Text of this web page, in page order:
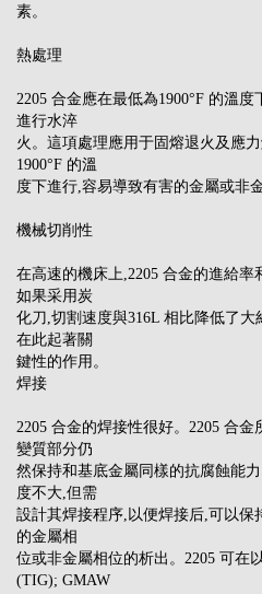
素。
熱處理
2205 合金應在最低為1900°F 的溫
進行水淬
火。這項處理應用于固熔退火及應
1900°F 的溫
度下進行,容易導致有害的金屬或非
機械切削性
在高速的機床上,2205 合金的進給率
如果采用炭
化刀,切割速度與316L 相比降低了
在此起著關
鍵性的作用。
焊接
2205 合金的焊接性很好。2205 合
變質部分仍
然保持和基底金屬同樣的抗腐蝕能
度不大,但需
設計其焊接程序,以便焊接后,可以保
的金屬相
位或非金屬相位的析出。2205 可在
(TIG); GMAW